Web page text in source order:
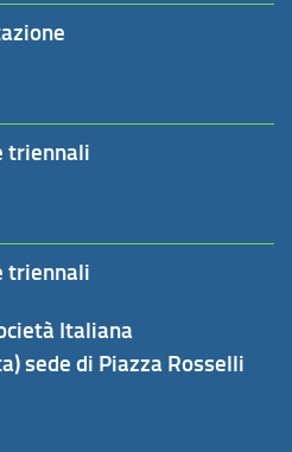
triennali
triennali
Italiana
sede di Piazza Rosselli